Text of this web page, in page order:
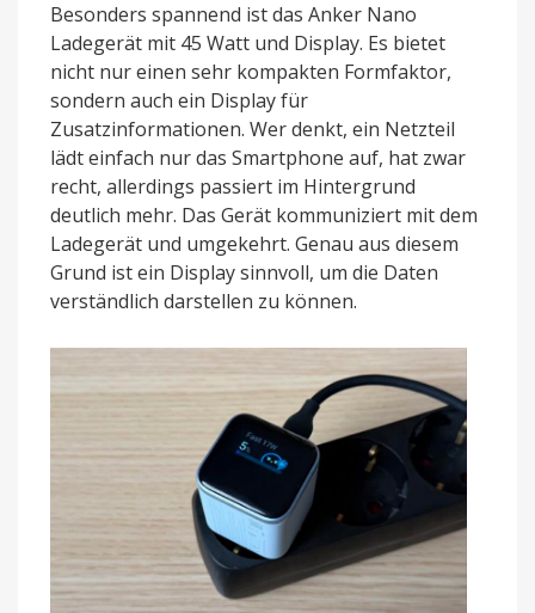
Besonders spannend ist das Anker Nano
Ladegerät mit 45 Watt und Display. Es bietet
nicht nur einen sehr kompakten Formfaktor,
sondern auch ein Display für
Zusatzinformationen. Wer denkt, ein Netzteil
lädt einfach nur das Smartphone auf, hat zwar
recht, allerdings passiert im Hintergrund
deutlich mehr. Das Gerät kommuniziert mit dem
Ladegerät und umgekehrt. Genau aus diesem
Grund ist ein Display sinnvoll, um die Daten
verständlich darstellen zu können.